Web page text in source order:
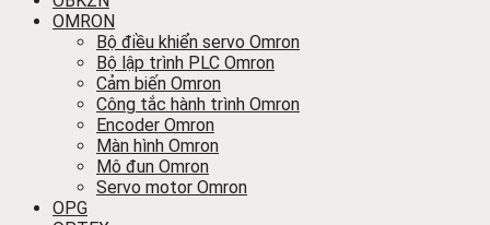
OMRON
Bộ điều khiển servo Omron
Bộ lập trình PLC Omron
Cảm biến Omron
Công tắc hành trình Omron
Encoder Omron
Màn hình Omron
Mô đun Omron
Servo motor Omron
OPG